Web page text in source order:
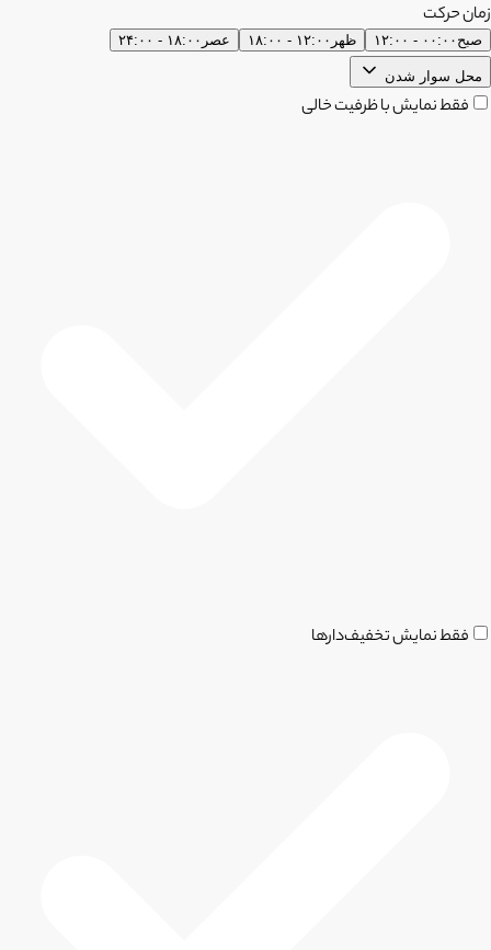
زمان حرکت
صبح ۰۰:۰۰ - ۱۲:۰۰ ظهر ۱۲:۰۰ - ۱۸:۰۰ عصر ۱۸:۰۰ - ۲۴:۰۰
محل سوار شدن
فقط نمایش با ظرفیت خالی
فقط نمایش تخفیف‌دارها